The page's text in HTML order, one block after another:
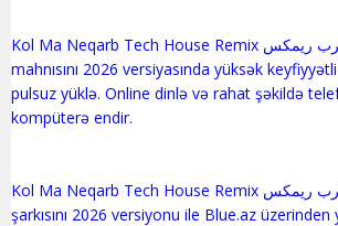
Kol Ma Neqarb Tech House Remix هاك كامل - كل ما نقرب ريمكس
mahnısını 2026 versiyasında yüksək
pulsuz yüklə. Online dinlə və rahat şəkildə
kompüterə endir.
Kol Ma Neqarb Tech House Remix هاك كامل - كل ما نقرب ريمكس
şarkısını 2026 versiyonu ile Blue.az üzerinden